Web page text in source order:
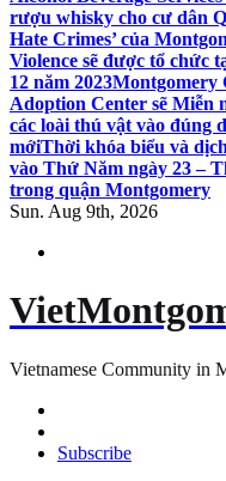
rượu whisky cho cư dân
Hate Crimes’ của
Violence sẽ được tổ chức
12 năm 2023Montgomery
Adoption Center sẽ Miễn
các loài thú vật vào đúng
mớiThời khóa biểu và
vào Thứ Năm ngày 23 –
trong quận Montgomery
Sun. Aug 9th, 2026
Vietnamese Community in
Subscribe